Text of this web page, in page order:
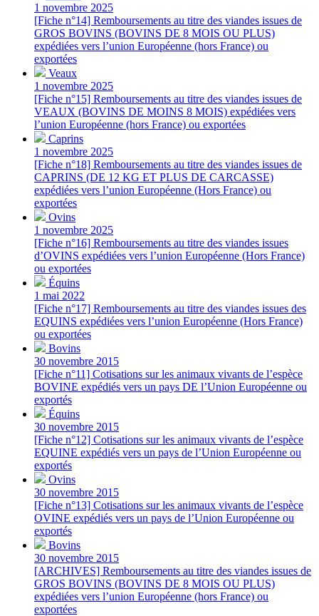
1 novembre 2025
[Fiche n°14] Remboursements au titre des viandes issues de
GROS BOVINS (BOVINS DE 8 MOIS OU PLUS)
expédiées vers l’union Européenne (hors France) ou
exportées
Veaux
1 novembre 2025
[Fiche n°15] Remboursements au titre des viandes issues de
VEAUX (BOVINS DE MOINS 8 MOIS) expédiées vers
l’union Européenne (hors France) ou exportées
Caprins
1 novembre 2025
[Fiche n°18] Remboursements au titre des viandes issues de
CAPRINS (DE 12 KG ET PLUS DE CARCASSE)
expédiées vers l’union Européenne (Hors France) ou
exportées
Ovins
1 novembre 2025
[Fiche n°16] Remboursements au titre des viandes issues
d’OVINS expédiées vers l’union Européenne (Hors France)
ou exportées
Équins
1 mai 2022
[Fiche n°17] Remboursements au titre des viandes issues des
EQUINS expédiées vers l’union Européenne (Hors France)
ou exportées
Bovins
30 novembre 2015
[Fiche n°11] Cotisations sur les animaux vivants de l’espèce
BOVINE expédiés vers un pays DE l’Union Européenne ou
exportés
Équins
30 novembre 2015
[Fiche n°12] Cotisations sur les animaux vivants de l’espèce
EQUINE expédiés vers un pays de l’Union Européenne ou
exportés
Ovins
30 novembre 2015
[Fiche n°13] Cotisations sur les animaux vivants de l’espèce
OVINE expédiés vers un pays de l’Union Européenne ou
exportés
Bovins
30 novembre 2015
[ARCHIVES] Remboursements au titre des viandes issues de
GROS BOVINS (BOVINS DE 8 MOIS OU PLUS)
expédiées vers l’union Européenne (hors France) ou
exportées